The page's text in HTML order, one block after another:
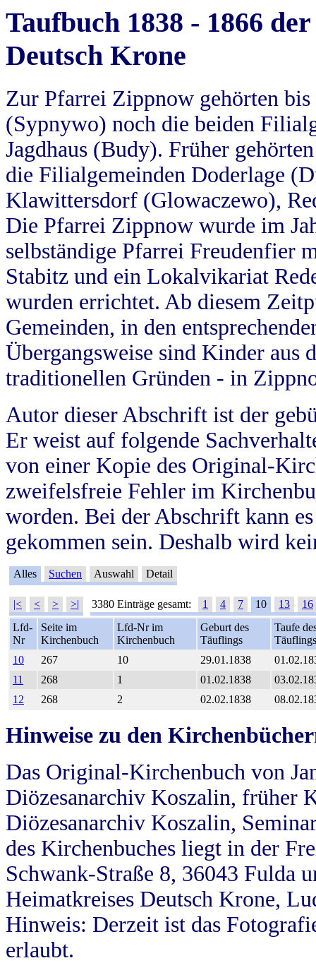
Taufbuch 1838 - 1866
Deutsch Krone
Zur Pfarrei Zippnow gehörten
(Sypnywo) noch die beiden
Jagdhaus (Budy). Früher
die Filialgemeinden Doderlage
Klawittersdorf (Glowaczewo),
Die Pfarrei Zippnow wurde im
selbständige Pfarrei Freudenfier
Stabitz und ein Lokalvikariat
wurden errichtet. Ab diesem
Gemeinden, in den
Übergangsweise sind Kinder aus
traditionellen Gründen - in
Autor dieser Abschrift ist der
Er weist auf folgende
von einer Kopie des Original-
zweifelsfreie Fehler im
worden. Bei der Abschrift kann
gekommen sein. Deshalb wird
Alles Suchen Auswahl Detail
|< < > >| 3380 Einträge gesamt: 1 4 7 10 13
16
Lfd-
Nr
Seite im
Kirchenbuch
Lfd-Nr im
Kirchenbuch
Geburt des
Täuflings
Taufe
Täuflings
10
267 10 29.01.1838
11
268 1 01.02.1838
12
268 2 02.02.1838
Hinweise zu den
Das Original-Kirchenbuch von
Diözesanarchiv Koszalin, früher
Diözesanarchiv Koszalin,
des Kirchenbuches liegt in der
Schwank-Straße 8, 36043 Fulda
Heimatkreises Deutsch Krone,
Hinweis: Derzeit ist das
erlaubt.